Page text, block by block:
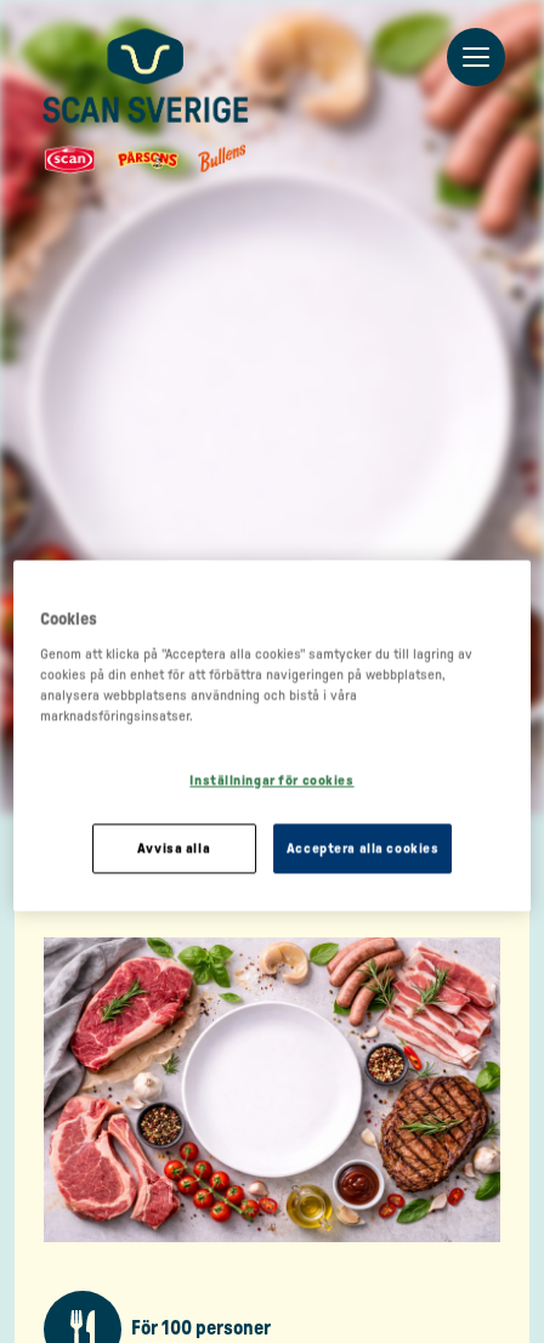
Go to main content
Idahopotatis med
krämig kålsallad och
bräckt kassler
För 100 personer
Cookies
Genom att klicka på "Acceptera alla cookies" samtycker du till lagring av
cookies på din enhet för att förbättra navigeringen på webbplatsen,
analysera webbplatsens användning och bistå i våra
marknadsföringsinsatser.
Inställningar för cookies
Avvisa alla Acceptera alla cookies